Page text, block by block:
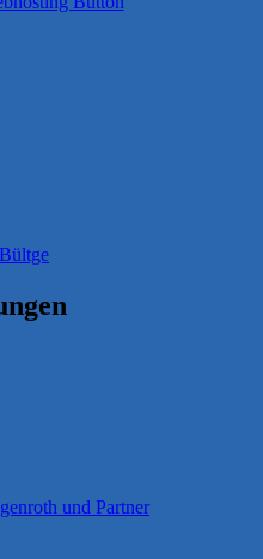
und Partner